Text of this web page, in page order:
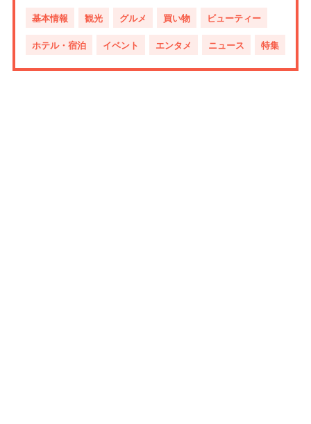
基本情報 観光 グルメ 買い物 ビューティー
ホテル・宿泊 イベント エンタメ ニュース 特集